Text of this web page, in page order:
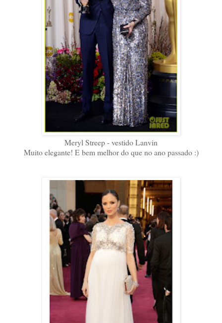
Meryl Streep - vestido Lanvin
Muito elegante! E bem melhor do que no ano passado :)